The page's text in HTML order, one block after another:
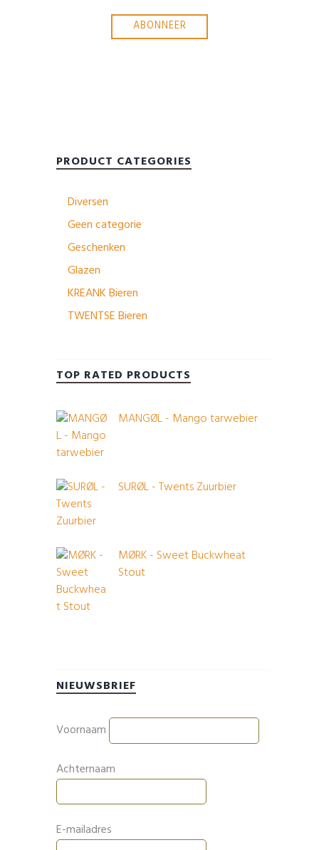
PRODUCT CATEGORIES
Diversen
Geen categorie
Geschenken
Glazen
KREANK Bieren
TWENTSE Bieren
TOP RATED PRODUCTS
MANGØL - Mango tarwebier
SURØL - Twents Zuurbier
MØRK - Sweet Buckwheat
Stout
NIEUWSBRIEF
Voornaam
Achternaam
E-mailadres